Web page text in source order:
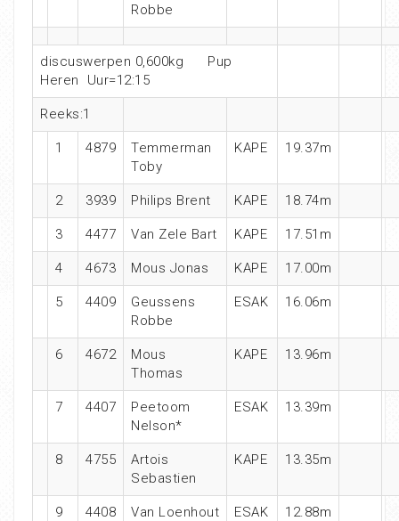
Robbe
discuswerpen 0,600kg Pup
Heren Uur=12:15
Reeks:1
1 4879
Temmerman
Toby
KAPE 19.37m
2 3939 Philips Brent KAPE 18.74m
3 4477 Van Zele Bart KAPE 17.51m
4 4673 Mous Jonas KAPE 17.00m
5 4409
Geussens
Robbe
ESAK 16.06m
6 4672
Mous
Thomas
KAPE 13.96m
7 4407
Peetoom
Nelson*
ESAK 13.39m
8 4755
Artois
Sebastien
KAPE 13.35m
9 4408
Van Loenhout
ESAK 12.88m